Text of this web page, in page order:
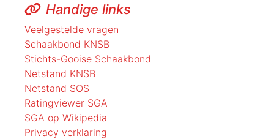
Handige links
Veelgestelde vragen
Schaakbond KNSB
Stichts-Gooise Schaakbond
Netstand KNSB
Netstand SOS
Ratingviewer SGA
SGA op Wikipedia
Privacy verklaring